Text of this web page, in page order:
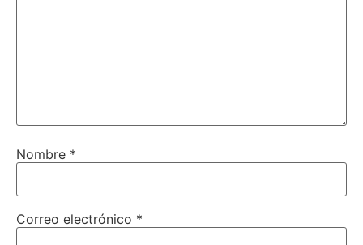
Nombre *
Correo electrónico *